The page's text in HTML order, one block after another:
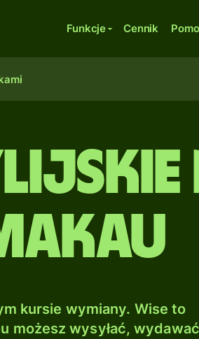
Funkcje Cennik
kursie wymiany. Wise to
możesz wysyłać,